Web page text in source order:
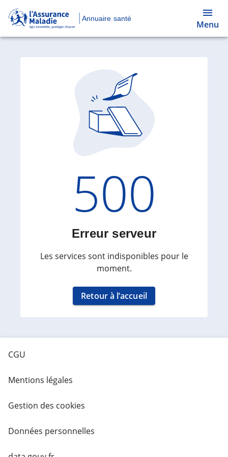
Annuaire santé
Menu
Code
500
Erreur serveur
Les services sont indisponibles pour le
moment.
Retour à l’accueil
CGU
Mentions légales
Gestion des cookies
Données personnelles